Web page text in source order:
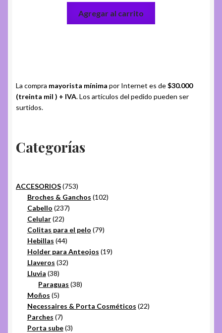
Agregar al carrito
La compra mayorista mínima por Internet es de$30.000
(treinta mil ) + IVA. Los artículos del pedido pueden ser
surtidos.
Categorías
ACCESORIOS 753753
productos
Broches & Ganchos 102102
Cabello 237237
Celular 2222
productos
Colitas para el pelo 7979
Hebillas 4444
productos
Holder para Anteojos 1919
Llaveros 3232
Lluvia 3838
productos
Paraguas 3838
Moños 55
productos
Necessaires & Porta Cosméticos 2222
Parches 77
productos
Porta sube 33